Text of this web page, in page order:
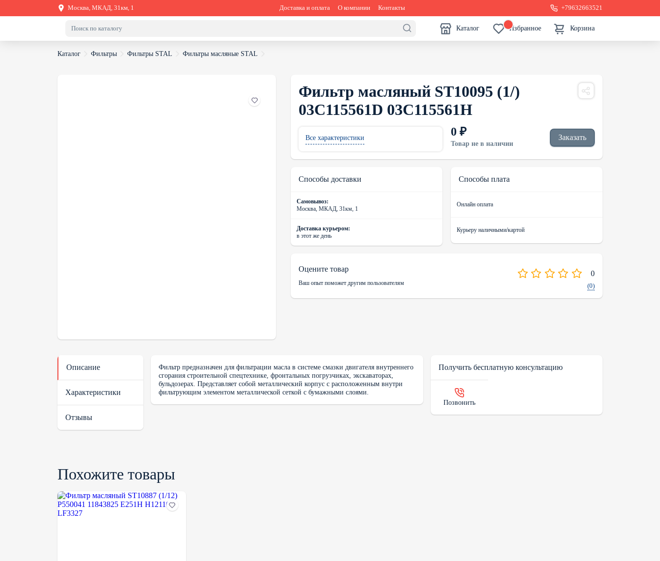
Москва, МКАД, 31км, 1 Доставка и оплата О компании Контакты +79632663521
Каталог Избранное Корзина
Каталог Фильтры Фильтры STAL Фильтры масляные STAL
Фильтр масляный ST10095 (1/)
03C115561D 03C115561H
Все характеристики 0 ₽
Товар не в наличии
Заказать
Способы доставки
Самовывоз:
Москва, МКАД, 31км, 1
Доставка курьером:
в этот же день
Способы плата
Онлайн оплата
Курьеру наличными/картой
Оцените товар
Ваш опыт поможет другим пользователям
0
(0)
Описание
Характеристики
Отзывы
Фильтр предназначен для фильтрации масла в системе смазки двигателя внутреннего
сгорания строительной спецтехнике, фронтальных погрузчиках, экскаваторах,
бульдозерах. Представляет собой металлический корпус с расположенным внутри
фильтрующим элементом металлической сеткой с бумажными слоями.
Получить бесплатную консультацию
Позвонить
Похожите товары